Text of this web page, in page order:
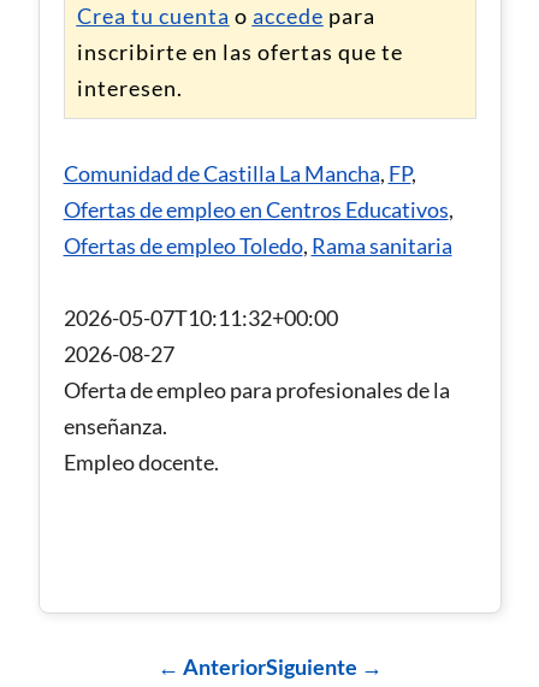
Crea tu cuenta o accede para
inscribirte en las ofertas que te
interesen.
Comunidad de Castilla La Mancha, FP,
Ofertas de empleo en Centros Educativos,
Ofertas de empleo Toledo, Rama sanitaria
2026-05-07T10:11:32+00:00
2026-08-27
Oferta de empleo para profesionales de la
enseñanza.
Empleo docente.
← AnteriorSiguiente →